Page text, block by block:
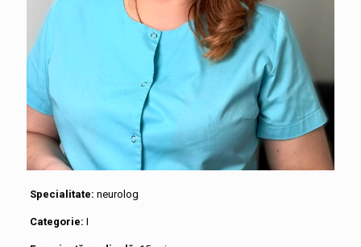
Specialitate: neurolog
Categorie: I